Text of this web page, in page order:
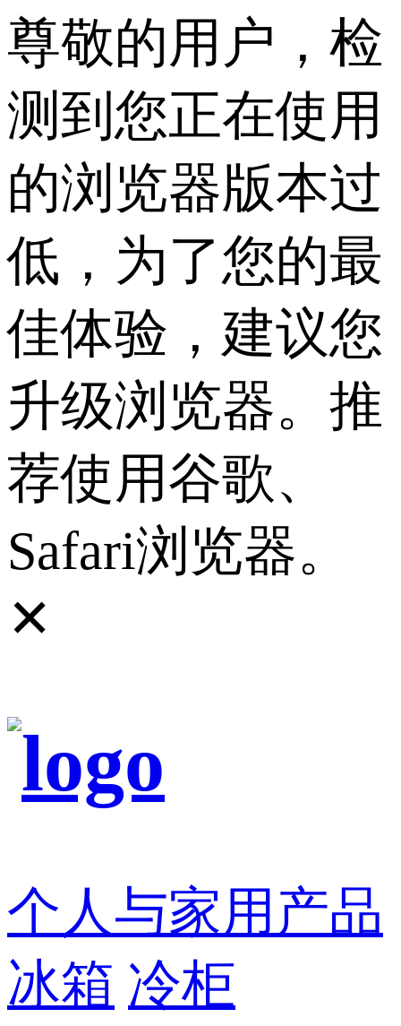
尊敬的用户，检
测到您正在使用
的浏览器版本过
低，为了您的最
佳体验，建议您
升级浏览器。推
荐使用谷歌、
Safari浏览器。
✕
个人与家用产品
冰箱 冷柜